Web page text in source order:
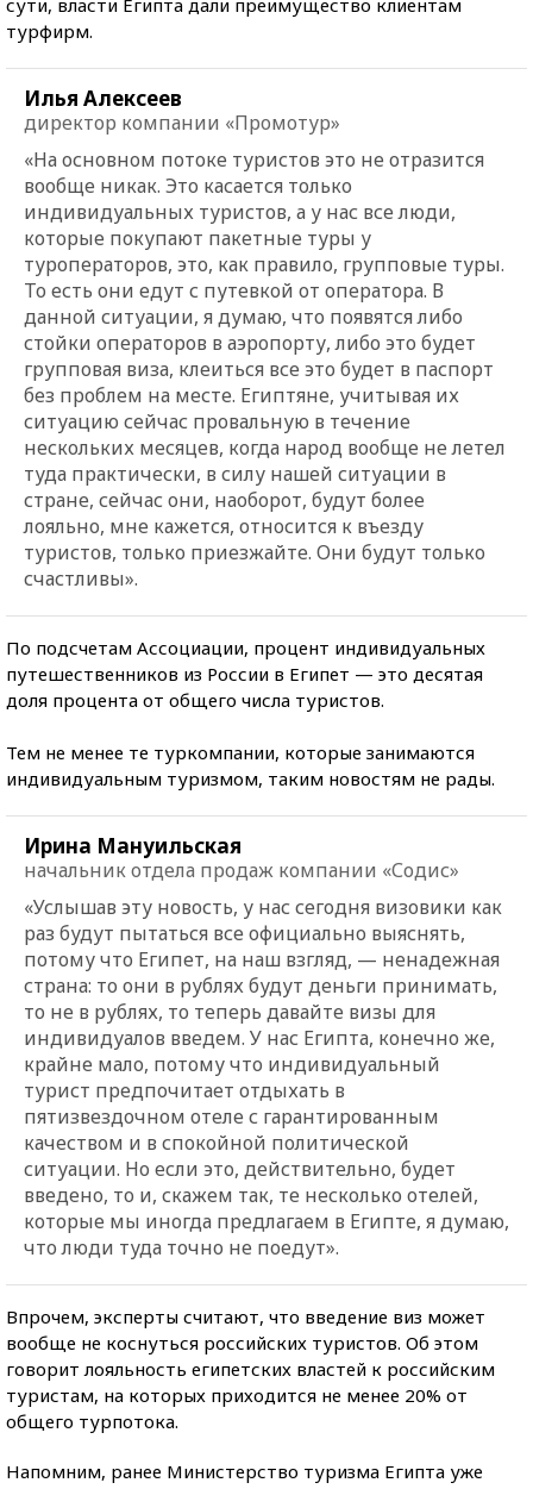
турфирм.
Илья Алексеев
директор компании «Промотур»
«На основном потоке туристов это не отразится
вообще никак. Это касается только
индивидуальных туристов, а у нас все люди,
которые покупают пакетные туры у
туроператоров, это, как правило, групповые туры.
То есть они едут с путевкой от оператора. В
данной ситуации, я думаю, что появятся либо
стойки операторов в аэропорту, либо это будет
групповая виза, клеиться все это будет в паспорт
без проблем на месте. Египтяне, учитывая их
ситуацию сейчас провальную в течение
нескольких месяцев, когда народ вообще не летел
туда практически, в силу нашей ситуации в
стране, сейчас они, наоборот, будут более
лояльно, мне кажется, относится к въезду
туристов, только приезжайте. Они будут только
счастливы».
По подсчетам Ассоциации, процент индивидуальных
путешественников из России в Египет — это десятая
доля процента от общего числа туристов.
Тем не менее те туркомпании, которые занимаются
индивидуальным туризмом, таким новостям не рады.
Ирина Мануильская
начальник отдела продаж компании «Содис»
«Услышав эту новость, у нас сегодня визовики как
раз будут пытаться все официально выяснять,
потому что Египет, на наш взгляд, — ненадежная
страна: то они в рублях будут деньги принимать,
то не в рублях, то теперь давайте визы для
индивидуалов введем. У нас Египта, конечно же,
крайне мало, потому что индивидуальный
турист предпочитает отдыхать в
пятизвездочном отеле с гарантированным
качеством и в спокойной политической
ситуации. Но если это, действительно, будет
введено, то и, скажем так, те несколько отелей,
которые мы иногда предлагаем в Египте, я думаю,
что люди туда точно не поедут».
Впрочем, эксперты считают, что введение виз может
вообще не коснуться российских туристов. Об этом
говорит лояльность египетских властей к российским
туристам, на которых приходится не менее 20% от
общего турпотока.
Напомним, ранее Министерство туризма Египта уже